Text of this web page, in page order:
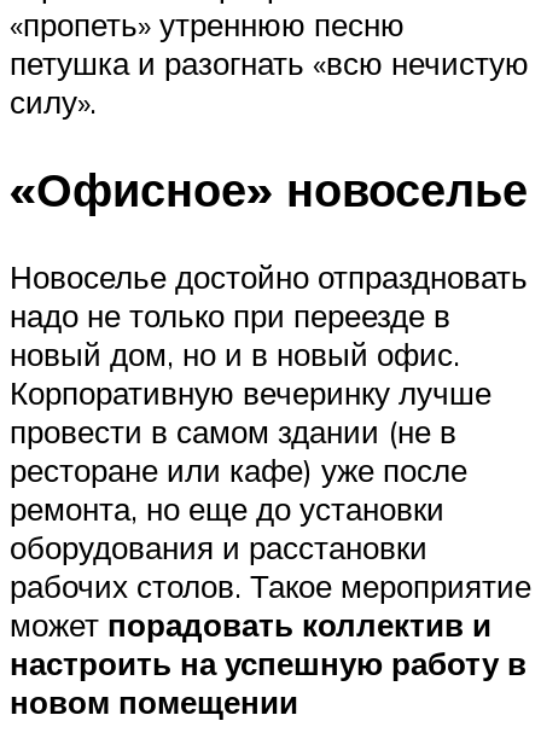
«пропеть» утреннюю песню
петушка и разогнать «всю нечистую
силу».
«Офисное» новоселье
Новоселье достойно отпраздновать
надо не только при переезде в
новый дом, но и в новый офис.
Корпоративную вечеринку лучше
провести в самом здании (не в
ресторане или кафе) уже после
ремонта, но еще до установки
оборудования и расстановки
рабочих столов. Такое мероприятие
может порадовать коллектив и
настроить на успешную работу в
новом помещении